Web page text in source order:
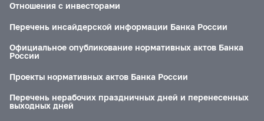
Отношения с инвесторами
Перечень инсайдерской информации Банка России
Официальное опубликование нормативных актов Банка
России
Проекты нормативных актов Банка России
Перечень нерабочих праздничных дней и перенесенных
выходных дней